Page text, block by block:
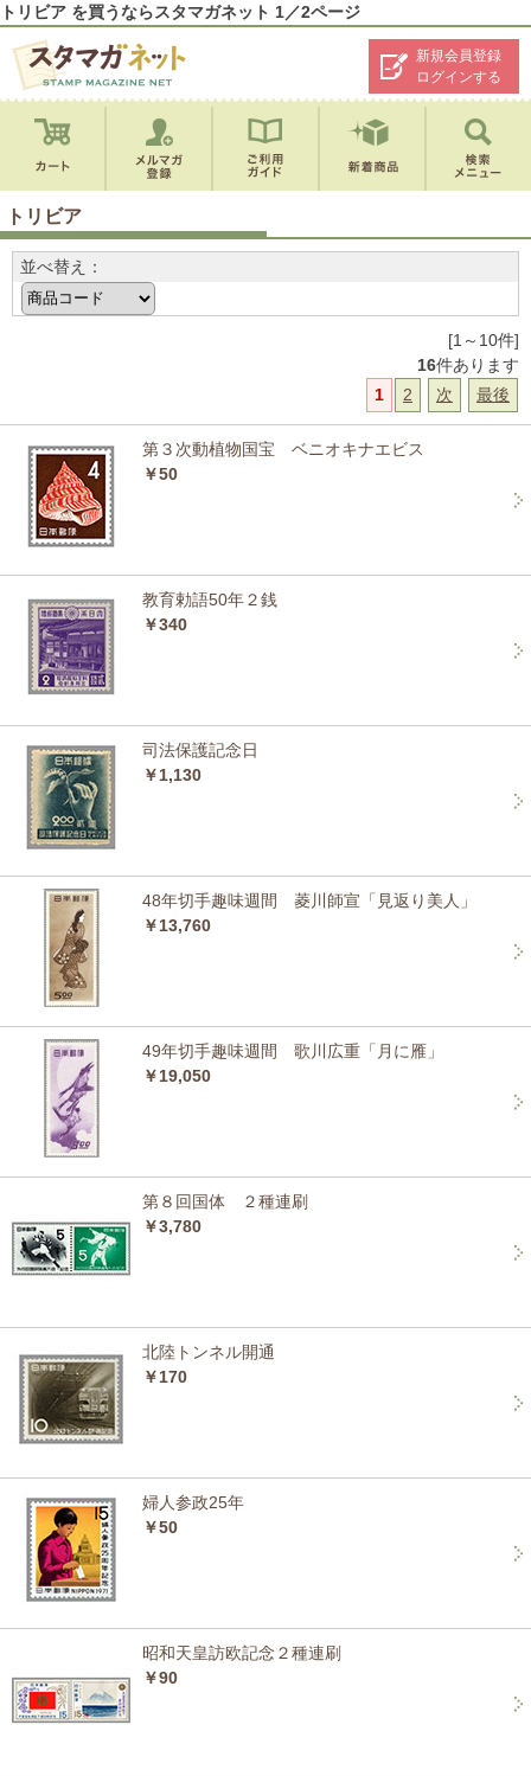
トリビア を買うならスタマガネット 1／2ページ
新規会員登録
ログインする
トリビア
並べ替え：
[1～10件]
16件あります
1
2 次 最後
第３次動植物国宝 ベニオキナエビス
￥50
教育勅語50年２銭
￥340
司法保護記念日
￥1,130
48年切手趣味週間 菱川師宣「見返り美人」
￥13,760
49年切手趣味週間 歌川広重「月に雁」
￥19,050
第８回国体 ２種連刷
￥3,780
北陸トンネル開通
￥170
婦人参政25年
￥50
昭和天皇訪欧記念２種連刷
￥90